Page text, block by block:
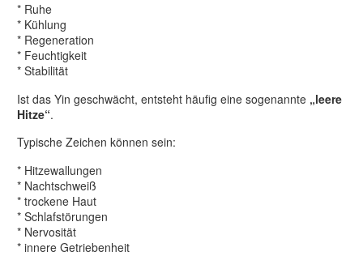
* Ruhe
* Kühlung
* Regeneration
* Feuchtigkeit
* Stabilität
Ist das Yin geschwächt, entsteht häufig eine sogenannte „leere
Hitze“.
Typische Zeichen können sein:
* Hitzewallungen
* Nachtschweiß
* trockene Haut
* Schlafstörungen
* Nervosität
* innere Getriebenheit